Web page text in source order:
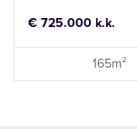
€ 725.000 k.k.
165m²